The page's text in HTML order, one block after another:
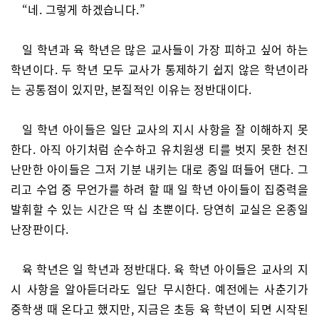
“네. 그렇게 하겠습니다.”
일 학년과 육 학년은 많은 교사들이 가장 피하고 싶어 하는
학년이다. 두 학년 모두 교사가 통제하기 쉽지 않은 학년이라
는 공통점이 있지만, 본질적인 이유는 정반대이다.
일 학년 아이들은 일단 교사의 지시 사항을 잘 이해하지 못
한다. 아직 아기처럼 순수하고 유치원생 티를 벗지 못한 천진
난만한 아이들은 그저 기분 내키는 대로 종일 떠들어 댄다. 그
리고 수업 중 무언가를 하려 할 때 일 학년 아이들이 집중력을
발휘할 수 있는 시간은 딱 십 초뿐이다. 당연히 교실은 온종일
난장판이다.
육 학년은 일 학년과 정반대다. 육 학년 아이들은 교사의 지
시 사항을 알아듣더라도 일단 무시한다. 예전에는 사춘기가
중학생 때 온다고 했지만, 지금은 초등 육 학년이 되면 시작된